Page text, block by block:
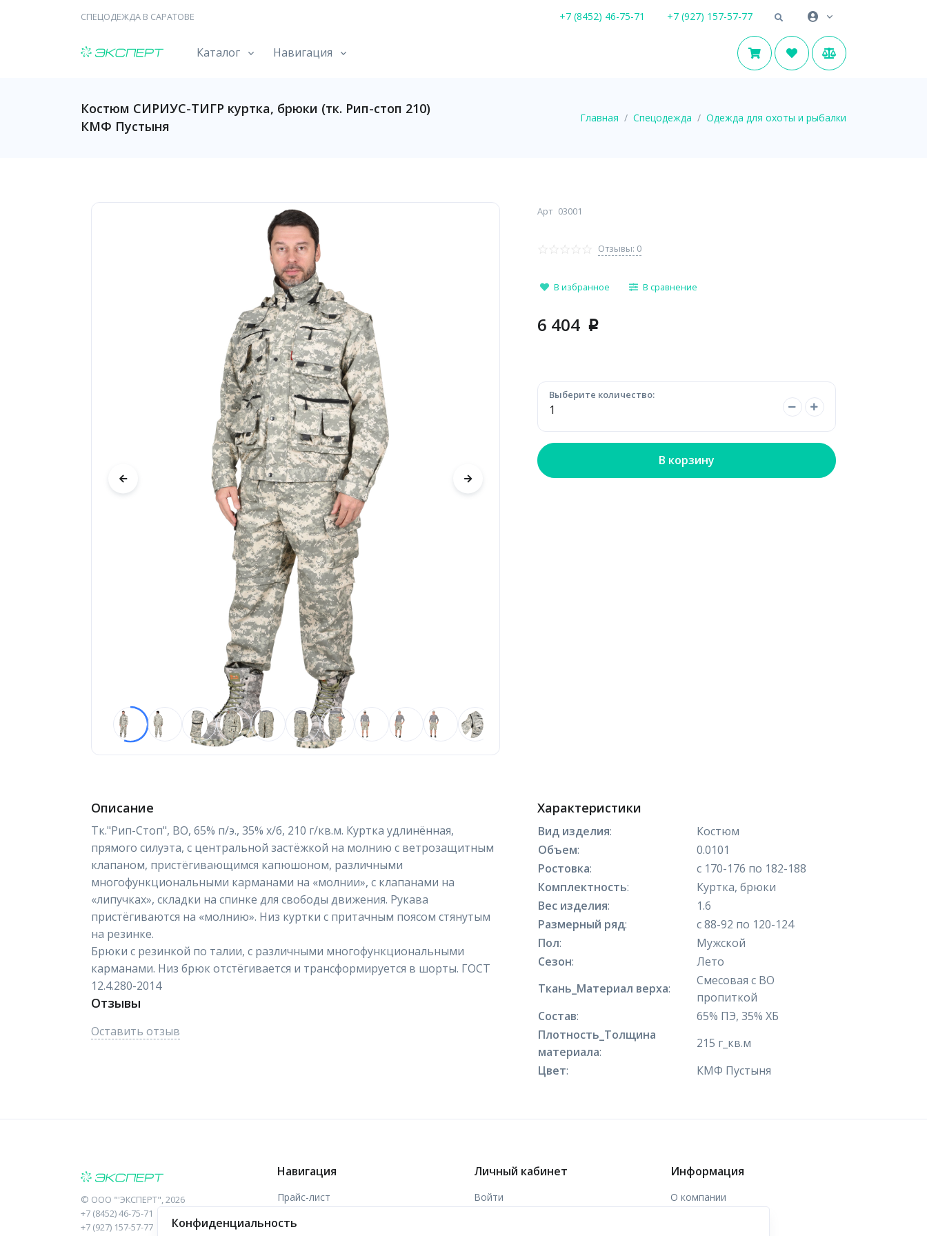
СПЕЦОДЕЖДА В САРАТОВЕ +7 (8452) 46-75-71 +7 (927) 157-57-77
Каталог Навигация
Костюм СИРИУС-ТИГР куртка, брюки (тк. Рип-стоп 210)
КМФ Пустыня
Главная Спецодежда Одежда для охоты и рыбалки
Арт 03001
Отзывы: 0
В избранное В сравнение
6 404 p
Выберите количество:
В корзину
Описание
Тк."Рип-Стоп", ВО, 65% п/э., 35% х/б, 210 г/кв.м. Куртка удлинённая,
прямого силуэта, с центральной застёжкой на молнию с ветрозащитным
клапаном, пристёгивающимся капюшоном, различными
многофункциональными карманами на «молнии», с клапанами на
«липучках», складки на спинке для свободы движения. Рукава
пристёгиваются на «молнию». Низ куртки с притачным поясом стянутым
на резинке.
Брюки с резинкой по талии, с различными многофункциональными
карманами. Низ брюк отстёгивается и трансформируется в шорты. ГОСТ
12.4.280-2014
Отзывы
Оставить отзыв
Характеристики
Вид изделия:
Костюм
Объем:
0.0101
Ростовка:
с 170-176 по 182-188
Комплектность:
Куртка, брюки
Вес изделия:
1.6
Размерный ряд:
с 88-92 по 120-124
Пол:
Мужской
Сезон:
Лето
Ткань_Материал верха:
Смесовая с ВО
пропиткой
Состав:
65% ПЭ, 35% ХБ
Плотность_Толщина
материала:
215 г_кв.м
Цвет: КМФ Пустыня
© ООО "'ЭКСПЕРТ", 2026
+7 (8452) 46-75-71
+7 (927) 157-57-77
Навигация
Прайс-лист
Отзывы
Личный кабинет
Войти
Информация
О компании
Конфиденциальность